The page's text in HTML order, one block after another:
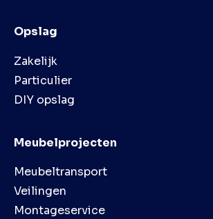
Opslag
Zakelijk
Particulier
DIY opslag
Meubelprojecten
Meubeltransport
Veilingen
Montageservice